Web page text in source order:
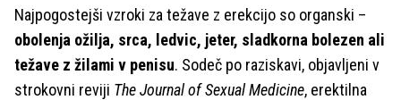
Najpogostejši vzroki za težave z erekcijo so organski –
obolenja ožilja, srca, ledvic, jeter, sladkorna bolezen ali
težave z žilami v penisu. Sodeč po raziskavi, objavljeni v
strokovni reviji The Journal of Sexual Medicine, erektilna